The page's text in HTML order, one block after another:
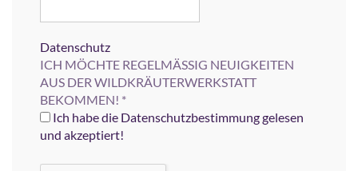
Datenschutz
ICH MÖCHTE REGELMÄSSIG NEUIGKEITEN
AUS DER WILDKRÄUTERWERKSTATT
BEKOMMEN! *
Ich habe die Datenschutzbestimmung gelesen
und akzeptiert!